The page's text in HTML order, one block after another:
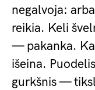
negalvoja:
reikia. Keli
— pakanka.
išeina.
gurkšnis —